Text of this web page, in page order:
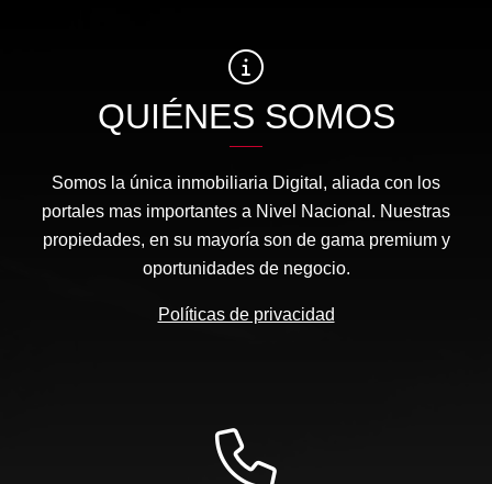
QUIÉNES SOMOS
Somos la única inmobiliaria Digital, aliada con los
portales mas importantes a Nivel Nacional. Nuestras
propiedades, en su mayoría son de gama premium y
oportunidades de negocio.
Políticas de privacidad